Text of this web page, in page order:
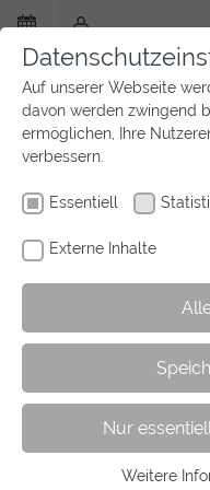
Zum
Hauptinhalt
springen
Sie
hier:
Startseite
Sichtungswege
Auf unserer Webseite
davon werden zwingend
ermöglichen, Ihre
verbessern.
Essentiell
Externe Inhalte
Nur
Weitere